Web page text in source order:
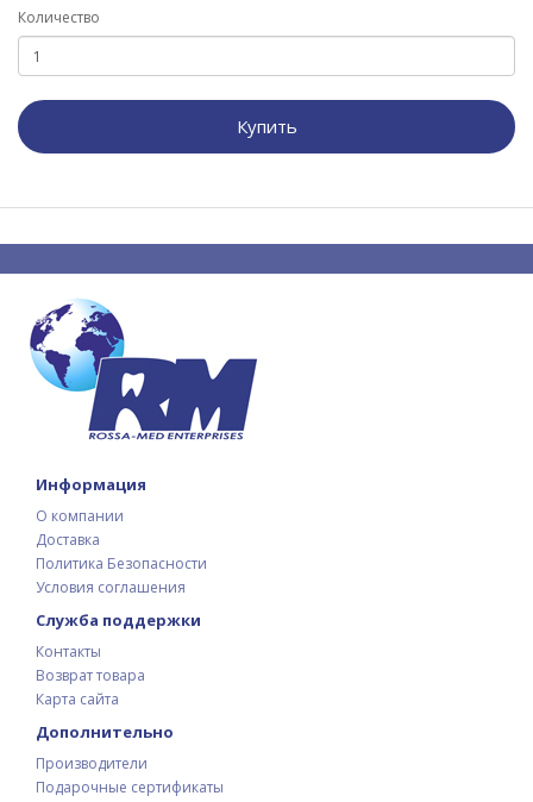
Количество
Купить
Информация
О компании
Доставка
Политика Безопасности
Условия соглашения
Служба поддержки
Контакты
Возврат товара
Карта сайта
Дополнительно
Производители
Подарочные сертификаты